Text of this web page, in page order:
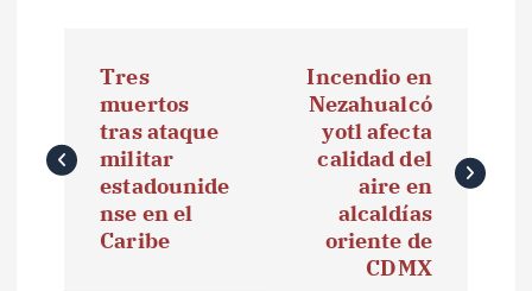
v
Tres
muertos
tras ataque
militar
estadounide
nse en el
Caribe
Incendio en
Nezahualcó
yotl afecta
calidad del
aire en
alcaldías
oriente de
CDMX